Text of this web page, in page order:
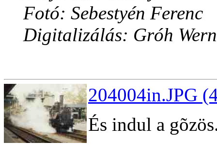
Fotó: Sebestyén Ferenc
Digitalizálás: Gróh
204004in.JPG
És indul a